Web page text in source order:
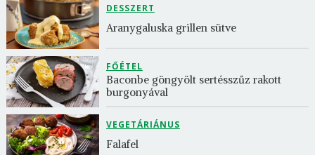
DESSZERT
Aranygaluska grillen sütve
FŐÉTEL
Baconbe göngyölt sertésszűz rakott
burgonyával
VEGETÁRIÁNUS
Falafel